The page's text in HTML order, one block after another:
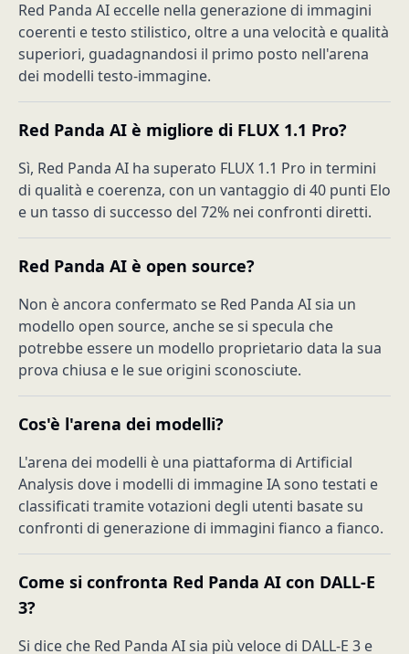
Red Panda AI eccelle nella generazione di immagini
coerenti e testo stilistico, oltre a una velocità e qualità
superiori, guadagnandosi il primo posto nell'arena
dei modelli testo-immagine.
Red Panda AI è migliore di FLUX 1.1 Pro?
Sì, Red Panda AI ha superato FLUX 1.1 Pro in termini
di qualità e coerenza, con un vantaggio di 40 punti Elo
e un tasso di successo del 72% nei confronti diretti.
Red Panda AI è open source?
Non è ancora confermato se Red Panda AI sia un
modello open source, anche se si specula che
potrebbe essere un modello proprietario data la sua
prova chiusa e le sue origini sconosciute.
Cos'è l'arena dei modelli?
L'arena dei modelli è una piattaforma di Artificial
Analysis dove i modelli di immagine IA sono testati e
classificati tramite votazioni degli utenti basate su
confronti di generazione di immagini fianco a fianco.
Come si confronta Red Panda AI con DALL-E
3?
Si dice che Red Panda AI sia più veloce di DALL-E 3 e